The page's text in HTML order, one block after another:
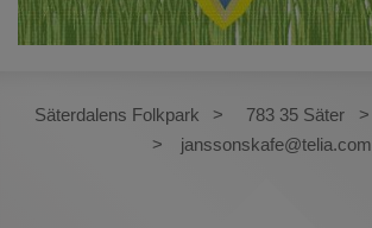
Säterdalens Folkpark 783 35 Säter
janssonskafe@telia.com